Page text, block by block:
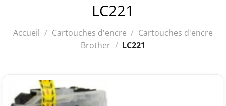
LC221
Accueil / Cartouches d'encre / Cartouches d'encre
Brother / LC221